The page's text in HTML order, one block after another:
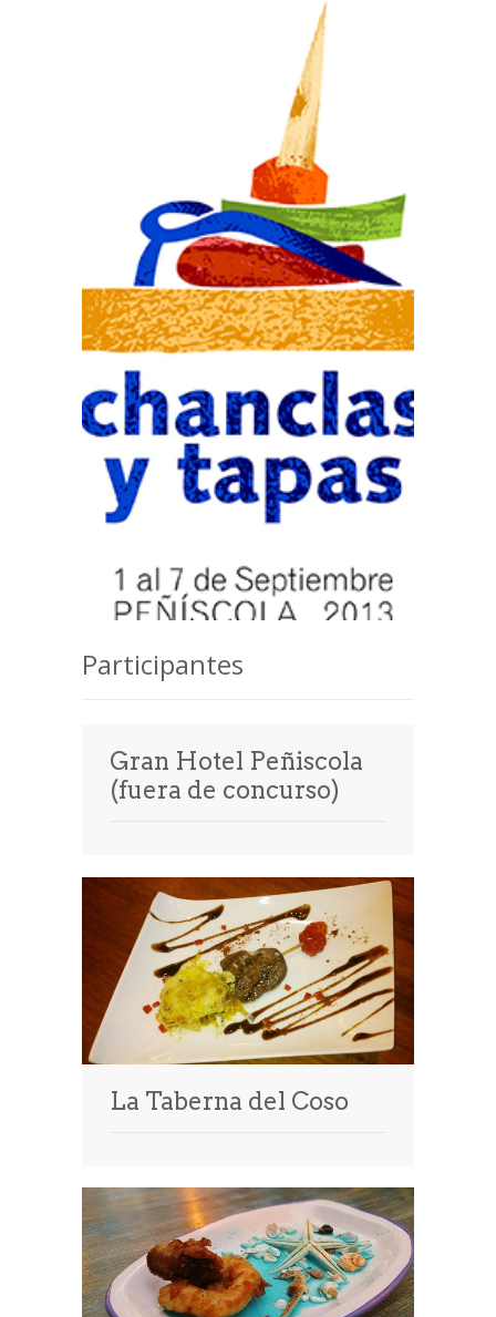
Participantes
Gran Hotel Peñiscola
(fuera de concurso)
La Taberna del Coso